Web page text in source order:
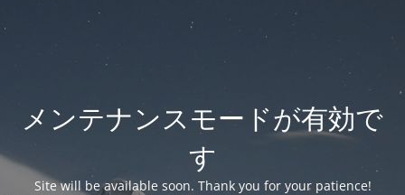
メンテナンスモードが有効で
す
Site will be available soon. Thank you for your patience!